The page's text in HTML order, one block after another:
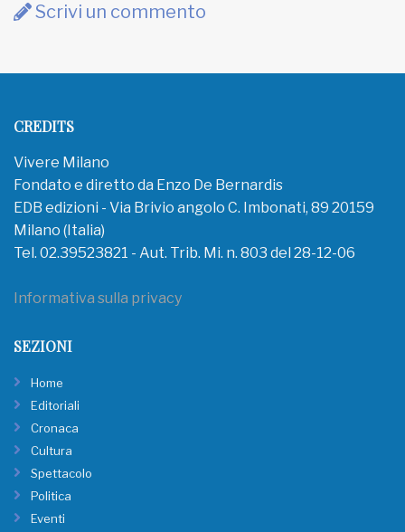
Scrivi un commento
CREDITS
Vivere Milano
Fondato e diretto da Enzo De Bernardis
EDB edizioni - Via Brivio angolo C. Imbonati, 89 20159
Milano (Italia)
Tel. 02.39523821 - Aut. Trib. Mi. n. 803 del 28-12-06
Informativa sulla privacy
SEZIONI
Home
Editoriali
Cronaca
Cultura
Spettacolo
Politica
Eventi